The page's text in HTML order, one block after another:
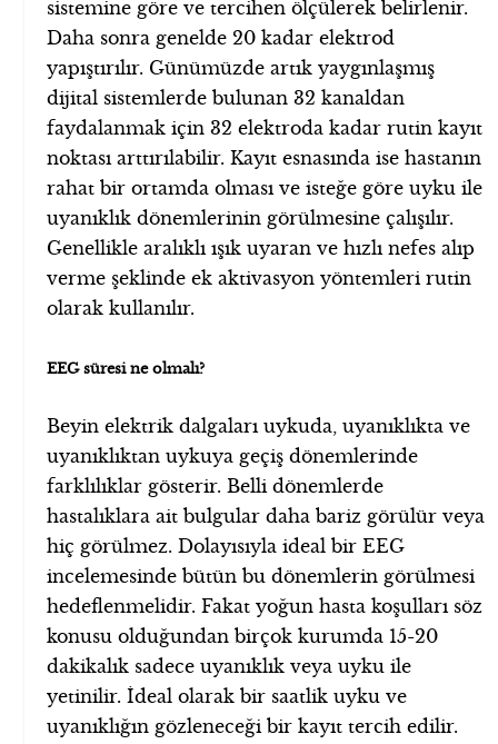
sistemine göre ve tercihen ölçülerek belirlenir.
Daha sonra genelde 20 kadar elektrod
yapıştırılır. Günümüzde artık yaygınlaşmış
dijital sistemlerde bulunan 32 kanaldan
faydalanmak için 32 elektroda kadar rutin kayıt
noktası arttırılabilir. Kayıt esnasında ise hastanın
rahat bir ortamda olması ve isteğe göre uyku ile
uyanıklık dönemlerinin görülmesine çalışılır.
Genellikle aralıklı ışık uyaran ve hızlı nefes alıp
verme şeklinde ek aktivasyon yöntemleri rutin
olarak kullanılır.
EEG süresi ne olmalı?
Beyin elektrik dalgaları uykuda, uyanıklıkta ve
uyanıklıktan uykuya geçiş dönemlerinde
farklılıklar gösterir. Belli dönemlerde
hastalıklara ait bulgular daha bariz görülür veya
hiç görülmez. Dolayısıyla ideal bir EEG
incelemesinde bütün bu dönemlerin görülmesi
hedeflenmelidir. Fakat yoğun hasta koşulları söz
konusu olduğundan birçok kurumda 15-20
dakikalık sadece uyanıklık veya uyku ile
yetinilir. İdeal olarak bir saatlik uyku ve
uyanıklığın gözleneceği bir kayıt tercih edilir.